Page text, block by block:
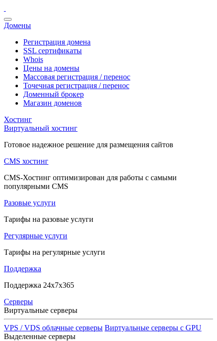
Домены
Регистрация домена
SSL сертификаты
Whois
Цены на домены
Массовая регистрация / перенос
Точечная регистрация / перенос
Доменный брокер
Магазин доменов
Хостинг
Виртуальный хостинг
Готовое надежное решение для размещения сайтов
CMS хостинг
CMS-Хостинг оптимизирован для работы с самыми
популярными CMS
Разовые услуги
Тарифы на разовые услуги
Регулярные услуги
Тарифы на регулярные услуги
Поддержка
Поддержка 24x7x365
Серверы
Виртуальные серверы
VPS / VDS облачные серверы Виртуальные серверы с GPU
Выделенные серверы